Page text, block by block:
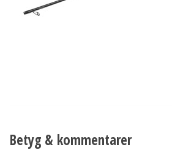
Betyg & kommentarer